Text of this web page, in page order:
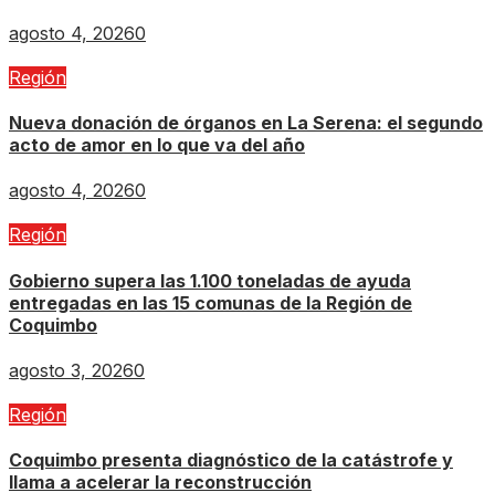
agosto 4, 20260
Región
Nueva donación de órganos en La Serena: el segundo
acto de amor en lo que va del año
agosto 4, 20260
Región
Gobierno supera las 1.100 toneladas de ayuda
entregadas en las 15 comunas de la Región de
Coquimbo
agosto 3, 20260
Región
Coquimbo presenta diagnóstico de la catástrofe y
llama a acelerar la reconstrucción